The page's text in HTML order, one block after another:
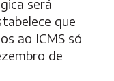
será
que
ao ICMS só
de